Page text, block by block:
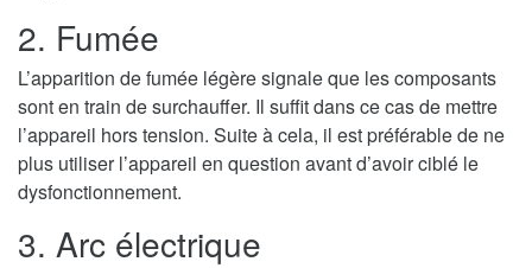
2. Fumée
L’apparition de fumée légère signale que les composants
sont en train de surchauffer. Il suffit dans ce cas de mettre
l’appareil hors tension. Suite à cela, il est préférable de ne
plus utiliser l’appareil en question avant d’avoir ciblé le
dysfonctionnement.
3. Arc électrique